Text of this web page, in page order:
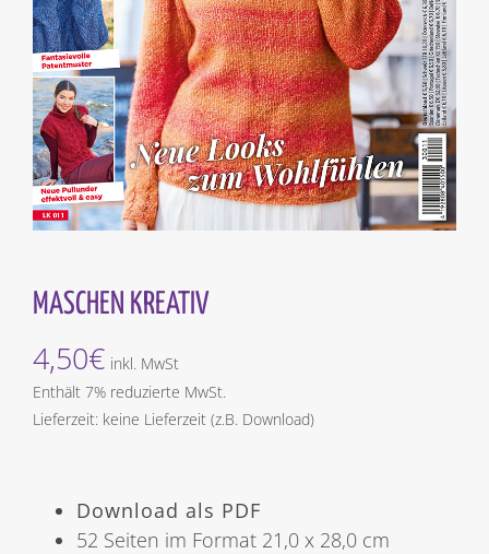
MASCHEN KREATIV
4,50€ inkl. MwSt
Enthält 7% reduzierte MwSt.
Lieferzeit: keine Lieferzeit (z.B. Download)
Download als PDF
52 Seiten im Format 21,0 x 28,0 cm